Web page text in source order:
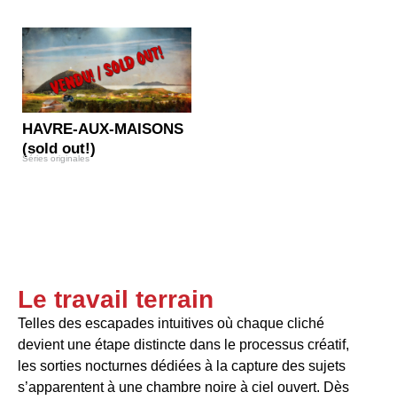
HAVRE-AUX-MAISONS
(sold out!)
Séries originales
Le travail terrain
Telles des escapades intuitives où chaque cliché
devient une étape distincte dans le processus créatif,
les sorties nocturnes dédiées à la capture des sujets
s’apparentent à une chambre noire à ciel ouvert. Dès